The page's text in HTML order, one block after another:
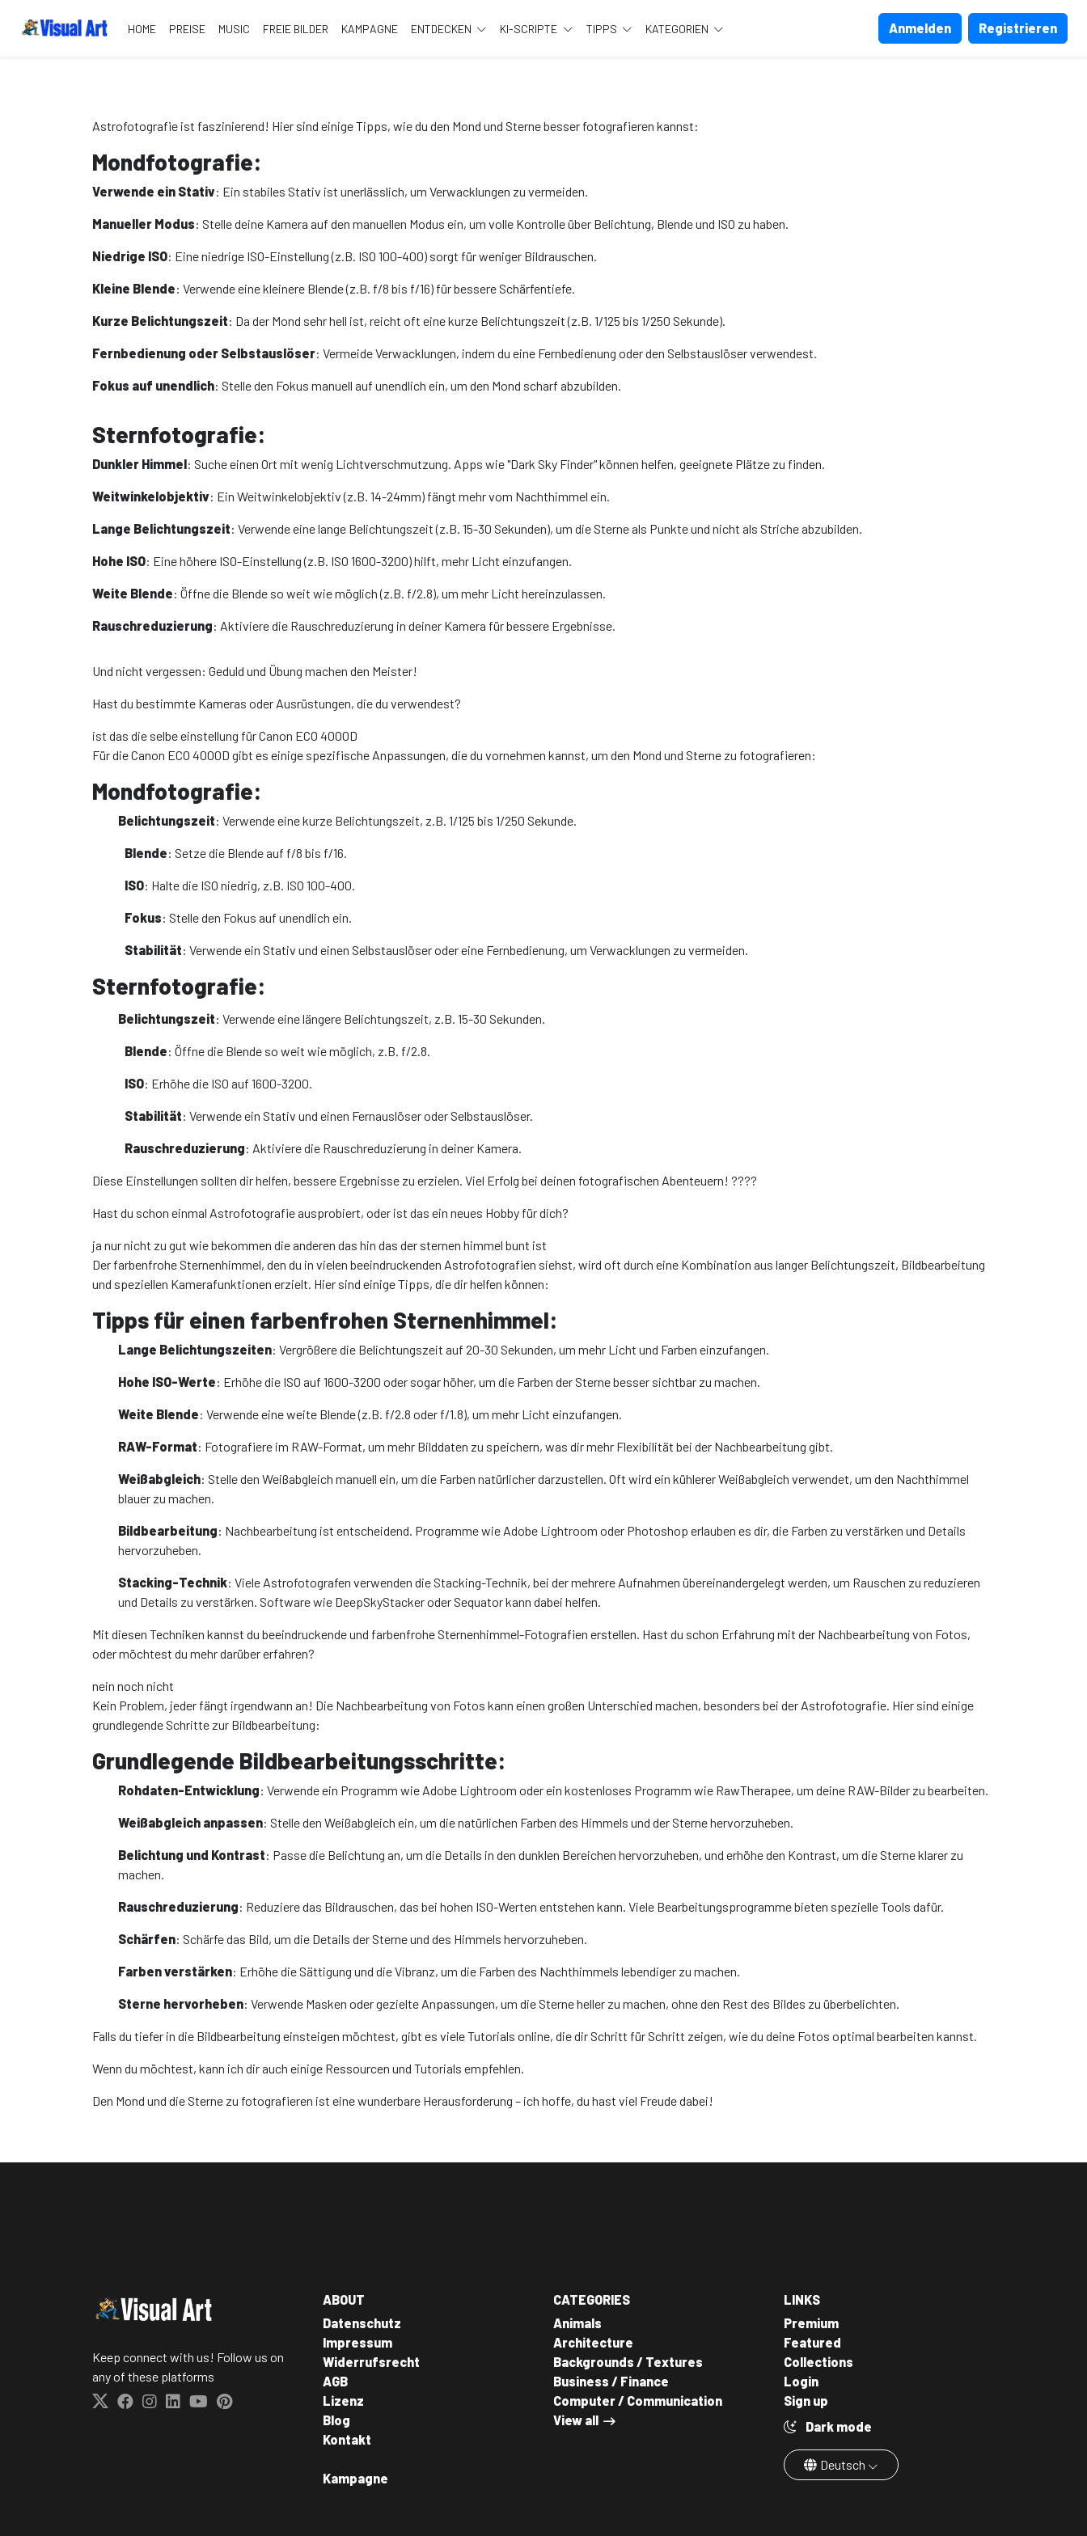
HOME PREISE MUSIC FREIE BILDER KAMPAGNE ENTDECKEN KI-SCRIPTE TIPPS KATEGORIEN Anmelden Registrieren
Astrofotografie ist faszinierend! Hier sind einige Tipps, wie du den Mond und Sterne besser fotografieren kannst:
Mondfotografie:
Verwende ein Stativ: Ein stabiles Stativ ist unerlässlich, um Verwacklungen zu vermeiden.
Manueller Modus: Stelle deine Kamera auf den manuellen Modus ein, um volle Kontrolle über Belichtung, Blende und ISO zu haben.
Niedrige ISO: Eine niedrige ISO-Einstellung (z.B. ISO 100-400) sorgt für weniger Bildrauschen.
Kleine Blende: Verwende eine kleinere Blende (z.B. f/8 bis f/16) für bessere Schärfentiefe.
Kurze Belichtungszeit: Da der Mond sehr hell ist, reicht oft eine kurze Belichtungszeit (z.B. 1/125 bis 1/250 Sekunde).
Fernbedienung oder Selbstauslöser: Vermeide Verwacklungen, indem du eine Fernbedienung oder den Selbstauslöser verwendest.
Fokus auf unendlich: Stelle den Fokus manuell auf unendlich ein, um den Mond scharf abzubilden.
Sternfotografie:
Dunkler Himmel: Suche einen Ort mit wenig Lichtverschmutzung. Apps wie "Dark Sky Finder" können helfen, geeignete Plätze zu finden.
Weitwinkelobjektiv: Ein Weitwinkelobjektiv (z.B. 14-24mm) fängt mehr vom Nachthimmel ein.
Lange Belichtungszeit: Verwende eine lange Belichtungszeit (z.B. 15-30 Sekunden), um die Sterne als Punkte und nicht als Striche abzubilden.
Hohe ISO: Eine höhere ISO-Einstellung (z.B. ISO 1600-3200) hilft, mehr Licht einzufangen.
Weite Blende: Öffne die Blende so weit wie möglich (z.B. f/2.8), um mehr Licht hereinzulassen.
Rauschreduzierung: Aktiviere die Rauschreduzierung in deiner Kamera für bessere Ergebnisse.
Und nicht vergessen: Geduld und Übung machen den Meister!
Hast du bestimmte Kameras oder Ausrüstungen, die du verwendest?
ist das die selbe einstellung für Canon ECO 4000D
Für die Canon ECO 4000D gibt es einige spezifische Anpassungen, die du vornehmen kannst, um den Mond und Sterne zu fotografieren:
Mondfotografie:
Belichtungszeit: Verwende eine kurze Belichtungszeit, z.B. 1/125 bis 1/250 Sekunde.
Blende: Setze die Blende auf f/8 bis f/16.
ISO: Halte die ISO niedrig, z.B. ISO 100-400.
Fokus: Stelle den Fokus auf unendlich ein.
Stabilität: Verwende ein Stativ und einen Selbstauslöser oder eine Fernbedienung, um Verwacklungen zu vermeiden.
Sternfotografie:
Belichtungszeit: Verwende eine längere Belichtungszeit, z.B. 15-30 Sekunden.
Blende: Öffne die Blende so weit wie möglich, z.B. f/2.8.
ISO: Erhöhe die ISO auf 1600-3200.
Stabilität: Verwende ein Stativ und einen Fernauslöser oder Selbstauslöser.
Rauschreduzierung: Aktiviere die Rauschreduzierung in deiner Kamera.
Diese Einstellungen sollten dir helfen, bessere Ergebnisse zu erzielen. Viel Erfolg bei deinen fotografischen Abenteuern! ????
Hast du schon einmal Astrofotografie ausprobiert, oder ist das ein neues Hobby für dich?
ja nur nicht zu gut wie bekommen die anderen das hin das der sternen himmel bunt ist
Der farbenfrohe Sternenhimmel, den du in vielen beeindruckenden Astrofotografien siehst, wird oft durch eine Kombination aus langer Belichtungszeit, Bildbearbeitung
und speziellen Kamerafunktionen erzielt. Hier sind einige Tipps, die dir helfen können:
Tipps für einen farbenfrohen Sternenhimmel:
Lange Belichtungszeiten: Vergrößere die Belichtungszeit auf 20-30 Sekunden, um mehr Licht und Farben einzufangen.
Hohe ISO-Werte: Erhöhe die ISO auf 1600-3200 oder sogar höher, um die Farben der Sterne besser sichtbar zu machen.
Weite Blende: Verwende eine weite Blende (z.B. f/2.8 oder f/1.8), um mehr Licht einzufangen.
RAW-Format: Fotografiere im RAW-Format, um mehr Bilddaten zu speichern, was dir mehr Flexibilität bei der Nachbearbeitung gibt.
Weißabgleich: Stelle den Weißabgleich manuell ein, um die Farben natürlicher darzustellen. Oft wird ein kühlerer Weißabgleich verwendet, um den Nachthimmel
blauer zu machen.
Bildbearbeitung: Nachbearbeitung ist entscheidend. Programme wie Adobe Lightroom oder Photoshop erlauben es dir, die Farben zu verstärken und Details
hervorzuheben.
Stacking-Technik: Viele Astrofotografen verwenden die Stacking-Technik, bei der mehrere Aufnahmen übereinandergelegt werden, um Rauschen zu reduzieren
und Details zu verstärken. Software wie DeepSkyStacker oder Sequator kann dabei helfen.
Mit diesen Techniken kannst du beeindruckende und farbenfrohe Sternenhimmel-Fotografien erstellen. Hast du schon Erfahrung mit der Nachbearbeitung von Fotos,
oder möchtest du mehr darüber erfahren?
nein noch nicht
Kein Problem, jeder fängt irgendwann an! Die Nachbearbeitung von Fotos kann einen großen Unterschied machen, besonders bei der Astrofotografie. Hier sind einige
grundlegende Schritte zur Bildbearbeitung:
Grundlegende Bildbearbeitungsschritte:
Rohdaten-Entwicklung: Verwende ein Programm wie Adobe Lightroom oder ein kostenloses Programm wie RawTherapee, um deine RAW-Bilder zu bearbeiten.
Weißabgleich anpassen: Stelle den Weißabgleich ein, um die natürlichen Farben des Himmels und der Sterne hervorzuheben.
Belichtung und Kontrast: Passe die Belichtung an, um die Details in den dunklen Bereichen hervorzuheben, und erhöhe den Kontrast, um die Sterne klarer zu
machen.
Rauschreduzierung: Reduziere das Bildrauschen, das bei hohen ISO-Werten entstehen kann. Viele Bearbeitungsprogramme bieten spezielle Tools dafür.
Schärfen: Schärfe das Bild, um die Details der Sterne und des Himmels hervorzuheben.
Farben verstärken: Erhöhe die Sättigung und die Vibranz, um die Farben des Nachthimmels lebendiger zu machen.
Sterne hervorheben: Verwende Masken oder gezielte Anpassungen, um die Sterne heller zu machen, ohne den Rest des Bildes zu überbelichten.
Falls du tiefer in die Bildbearbeitung einsteigen möchtest, gibt es viele Tutorials online, die dir Schritt für Schritt zeigen, wie du deine Fotos optimal bearbeiten kannst.
Wenn du möchtest, kann ich dir auch einige Ressourcen und Tutorials empfehlen.
Den Mond und die Sterne zu fotografieren ist eine wunderbare Herausforderung – ich hoffe, du hast viel Freude dabei!
Keep connect with us! Follow us on
any of these platforms
ABOUT
Datenschutz
Impressum
Widerrufsrecht
AGB
Lizenz
Blog
Kontakt
Kampagne
CATEGORIES
Animals
Architecture
Backgrounds / Textures
Business / Finance
Computer / Communication
View all
LINKS
Premium
Featured
Collections
Login
Sign up
Dark mode
Deutsch